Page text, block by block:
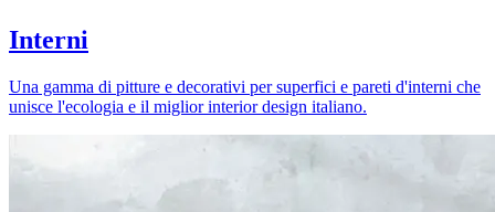
Interni
Una gamma di pitture e decorativi per superfici e pareti d'interni che
unisce l'ecologia e il miglior interior design italiano.